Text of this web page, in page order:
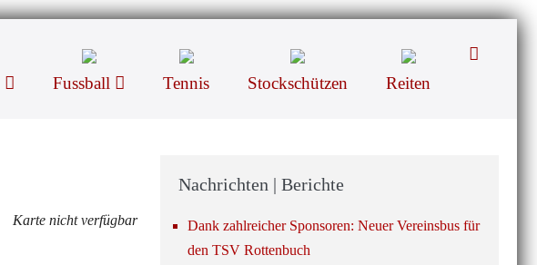
Fussball Tennis Stockschützen Reiten
Suche-
Karte nicht verfügbar
Nachrichten | Berichte
Dank zahlreicher Sponsoren: Neuer Vereinsbus für
den TSV Rottenbuch